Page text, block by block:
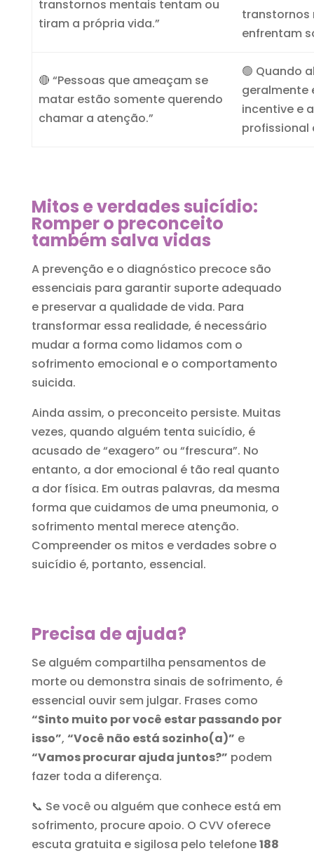
transtornos mentais tentam ou
tiram a própria vida.”
transtornos
enfrentam
🔴 “Pessoas que ameaçam se
matar estão somente querendo
chamar a atenção.”
🟢 Quando
geralmente
incentive e
profissional
Mitos e verdades suicídio:
Romper o preconceito
também salva vidas
A prevenção e o diagnóstico precoce são
essenciais para garantir suporte adequado
e preservar a qualidade de vida. Para
transformar essa realidade, é necessário
mudar a forma como lidamos com o
sofrimento emocional e o comportamento
suicida.
Ainda assim, o preconceito persiste. Muitas
vezes, quando alguém tenta suicídio, é
acusado de “exagero” ou “frescura”. No
entanto, a dor emocional é tão real quanto
a dor física. Em outras palavras, da mesma
forma que cuidamos de uma pneumonia, o
sofrimento mental merece atenção.
Compreender os mitos e verdades sobre o
suicídio é, portanto, essencial.
Precisa de ajuda?
Se alguém compartilha pensamentos de
morte ou demonstra sinais de sofrimento, é
essencial ouvir sem julgar. Frases como
“Sinto muito por você estar passando por
isso”, “Você não está sozinho(a)” e
“Vamos procurar ajuda juntos?” podem
fazer toda a diferença.
📞 Se você ou alguém que conhece está em
sofrimento, procure apoio. O CVV oferece
escuta gratuita e sigilosa pelo telefone188